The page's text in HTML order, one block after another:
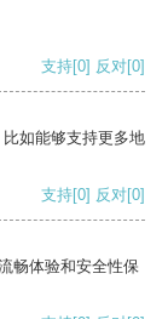
支持[0] 反对[0]
如能够支持更多地
支持[0] 反对[0]
畅体验和安全性保